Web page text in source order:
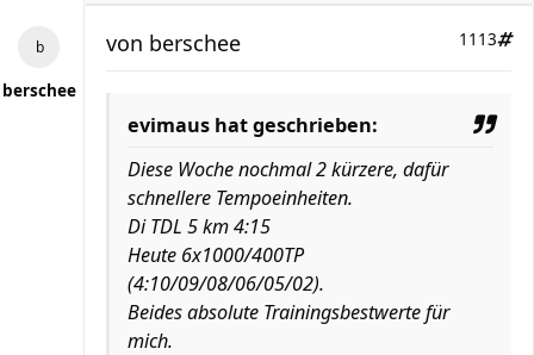
berschee
1113
von berschee
evimaus hat geschrieben:
Diese Woche nochmal 2 kürzere, dafür
schnellere Tempoeinheiten.
Di TDL 5 km 4:15
Heute 6x1000/400TP
(4:10/09/08/06/05/02).
Beides absolute Trainingsbestwerte für
mich.